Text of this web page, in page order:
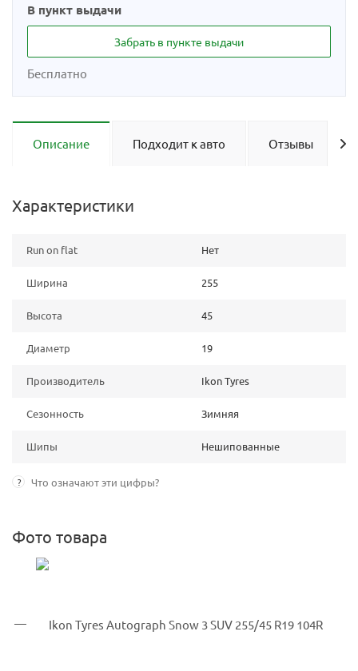
В пункт выдачи
Бесплатно
Забрать в пункте выдачи
Описание Подходит к авто Отзывы
Характеристики
Run on flat Нет
Ширина 255
Высота 45
Диаметр 19
Производитель Ikon Tyres
Сезонность Зимняя
Шипы Нешипованные
? Что означают эти цифры?
Фото товара